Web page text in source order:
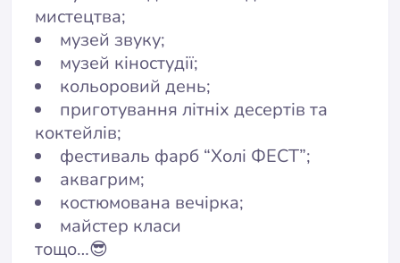
мистецтва;
музей звуку;
музей кіностудії;
кольоровий день;
приготування літніх десертів та
коктейлів;
фестиваль фарб “Холі ФЕСТ”;
аквагрим;
костюмована вечірка;
майстер класи
тощо…😎